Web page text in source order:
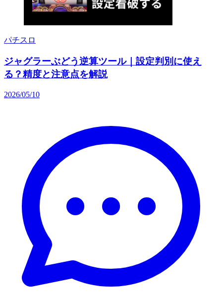
パチスロ
ジャグラーぶどう逆算ツール｜設定判別に使え
る？精度と注意点を解説
2026/05/10